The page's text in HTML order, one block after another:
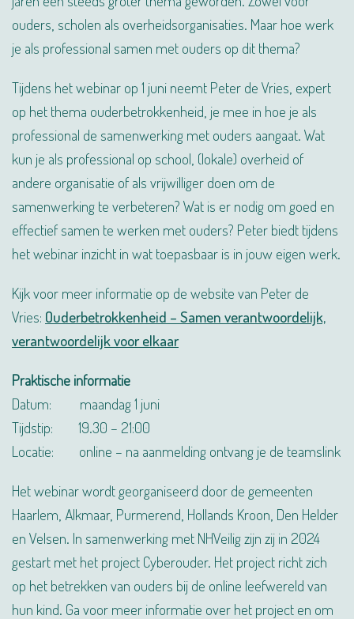
ouders, scholen als overheidsorganisaties. Maar hoe werk
je als professional samen met ouders op dit thema?
Tijdens het webinar op 1 juni neemt Peter de Vries, expert
op het thema ouderbetrokkenheid, je mee in hoe je als
professional de samenwerking met ouders aangaat. Wat
kun je als professional op school, (lokale) overheid of
andere organisatie of als vrijwilliger doen om de
samenwerking te verbeteren? Wat is er nodig om goed en
effectief samen te werken met ouders? Peter biedt tijdens
het webinar inzicht in wat toepasbaar is in jouw eigen werk.
Kijk voor meer informatie op de website van Peter de
Vries: Ouderbetrokkenheid – Samen verantwoordelijk,
verantwoordelijk voor elkaar
Praktische informatie
Datum: maandag 1 juni
Tijdstip: 19.30 – 21:00
Locatie: online – na aanmelding ontvang je de teamslink
Het webinar wordt georganiseerd door de gemeenten
Haarlem, Alkmaar, Purmerend, Hollands Kroon, Den Helder
en Velsen. In samenwerking met NHVeilig zijn zij in 2024
gestart met het project Cyberouder. Het project richt zich
op het betrekken van ouders bij de online leefwereld van
hun kind. Ga voor meer informatie over het project en om